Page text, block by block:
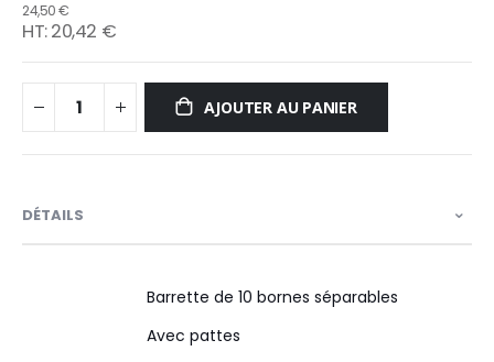
24,50 €
20,42 €
AJOUTER AU PANIER
DÉTAILS
Barrette de 10 bornes séparables
Avec pattes